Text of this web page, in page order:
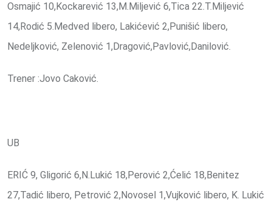
Osmajić 10,Kockarević 13,M.Miljević 6,Tica 22.T.Miljević
14,Rodić 5.Medved libero, Lakićević 2,Punišić libero,
Nedeljković, Zelenović 1,Dragović,Pavlović,Danilović.
Trener :Jovo Caković.
UB
ERIĆ 9, Gligorić 6,N.Lukić 18,Perović 2,Ćelić 18,Benitez
27,Tadić libero, Petrović 2,Novosel 1,Vujković libero, K. Lukić